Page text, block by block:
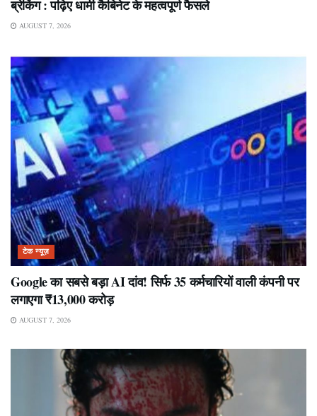
ब्रेकिंग : पढ़िए धामी कैबिनेट के महत्वपूर्ण फैसले
AUGUST 7, 2026
टेक न्यूज़
Google का सबसे बड़ा AI दांव! सिर्फ 35 कर्मचारियों वाली कंपनी पर
लगाएगा ₹13,000 करोड़
AUGUST 7, 2026